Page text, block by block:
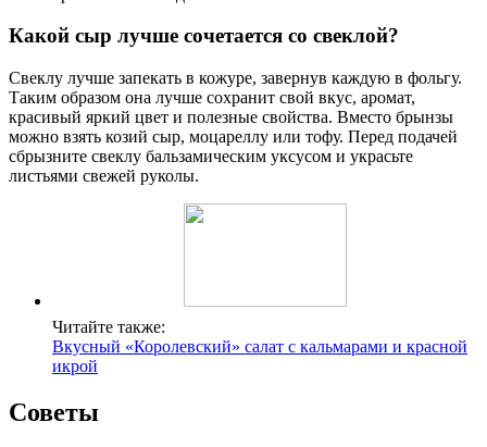
Какой сыр лучше сочетается со свеклой?
Свеклу лучше запекать в кожуре, завернув каждую в фольгу.
Таким образом она лучше сохранит свой вкус, аромат,
красивый яркий цвет и полезные свойства. Вместо брынзы
можно взять козий сыр, моцареллу или тофу. Перед подачей
сбрызните свеклу бальзамическим уксусом и украсьте
листьями свежей руколы.
Читайте также:
Вкусный «Королевский» салат с кальмарами и красной
икрой
Советы